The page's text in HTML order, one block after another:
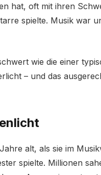
hat, oft mit ihren
spielte. Musik war
wie die einer
– und das
alt, als sie im
spielte. Millionen